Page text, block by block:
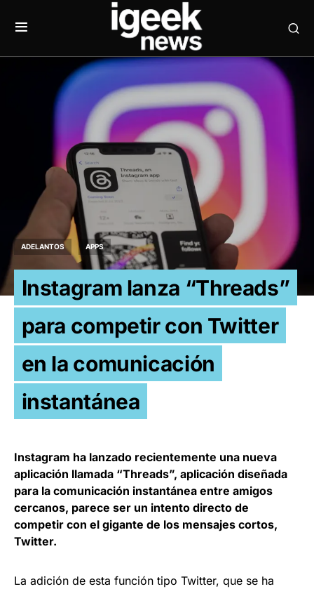
ADELANTOS APPS
Instagram lanza “Threads”
para competir con Twitter
en la comunicación
instantánea
Instagram ha lanzado recientemente una nueva
aplicación llamada “Threads”, aplicación diseñada
para la comunicación instantánea entre amigos
cercanos, parece ser un intento directo de
competir con el gigante de los mensajes cortos,
Twitter.
La adición de esta función tipo Twitter, que se ha